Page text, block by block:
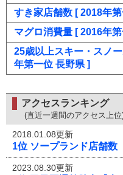
すき家店舗数 [ 2018年
マグロ消費量 [ 2016年
25歳以上スキー・スノ
年第一位 長野県 ]
アクセスランキング
(直近一週間のアクセス上位
2018.01.08更新
1位 ソープランド店舗数
2023.08.30更新